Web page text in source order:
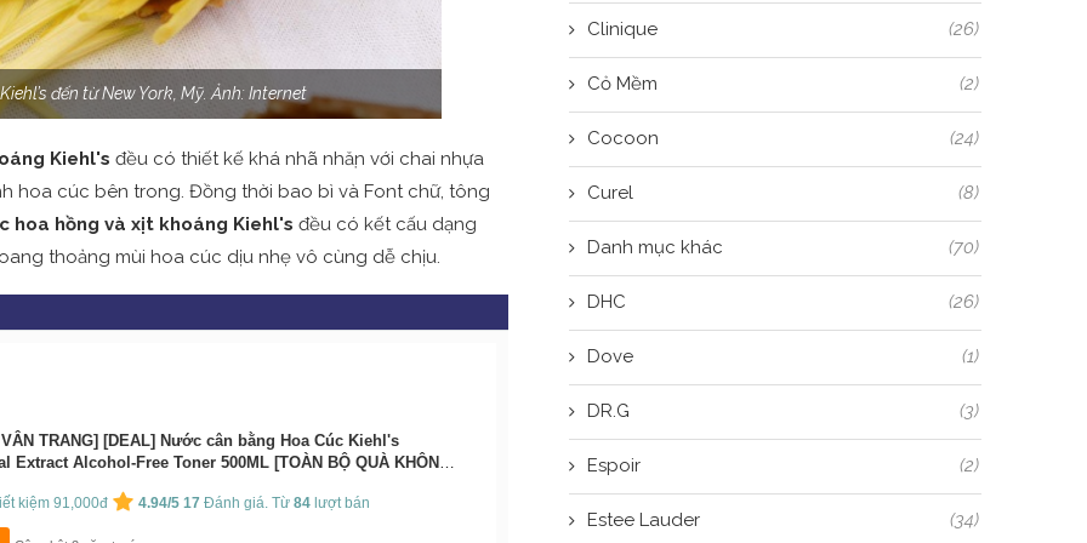
đến từ New York, Mỹ. Ảnh: Internet
Kiehl's đều có thiết kế khá nhã nhặn với chai nhựa
hoa cúc bên trong. Đồng thời bao bì và Font chữ, tông
hoa hồng và xịt khoáng Kiehl's đều có kết cấu dạng
thoảng mùi hoa cúc dịu nhẹ vô cùng dễ chịu.
TRANG] [DEAL] Nước cân bằng Hoa Cúc Kiehl's
Extract Alcohol-Free Toner 500ML [TOÀN BỘ QUÀ KHÔNG
kiệm 91,000đ
4.94/5 17 Đánh giá. Từ84 lượt bán
Clinique (26)
Cỏ Mềm (2)
Cocoon (24)
Curel (8)
Danh mục khác (70)
DHC (26)
Dove (1)
DR.G (3)
Espoir (2)
Estee Lauder (34)